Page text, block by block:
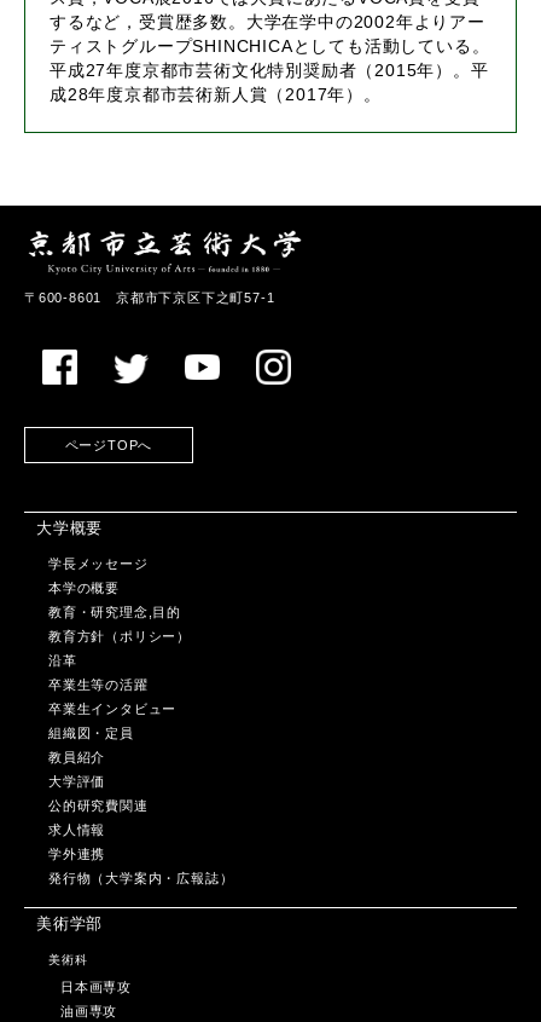
するなど，受賞歴多数。大学在学中の2002年よりアー
ティストグループSHINCHICAとしても活動している。
平成27年度京都市芸術文化特別奨励者（2015年）。平
成28年度京都市芸術新人賞（2017年）。
〒600-8601 京都市下京区下之町57-1
ページTOPへ
大学概要
学長メッセージ
本学の概要
教育・研究理念,目的
教育方針（ポリシー）
沿革
卒業生等の活躍
卒業生インタビュー
組織図・定員
教員紹介
大学評価
公的研究費関連
求人情報
学外連携
発行物（大学案内・広報誌）
美術学部
美術科
日本画専攻
油画専攻